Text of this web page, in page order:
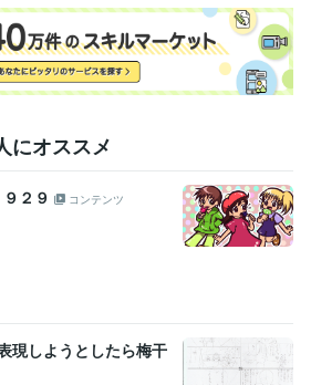
にオススメ
２９
コンテンツ
現しようとしたら梅干